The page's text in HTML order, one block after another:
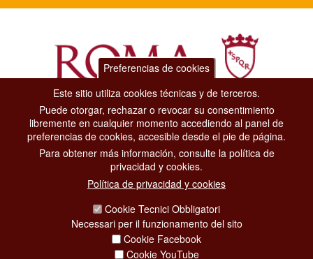
Dipartimento Grandi Eventi, Sport, Turismo e Moda.
Via di San Basilio, 51
00187 Roma
CONTACT CENTER TEL. 06 06 08
CONTATTA LA REDAZIONE
Preferencias de cookies
Este sitio utiliza cookies técnicas y de terceros.
Puede otorgar, rechazar o revocar su consentimiento
libremente en cualquier momento accediendo al panel de
preferencias de cookies, accesible desde el pie de página.
Para obtener más información, consulte la política de
privacidad y cookies.
Política de privacidad y cookies
Cookie Tecnici Obbligatori
Necessari per il funzionamento del sito
Cookie Facebook
Cookie YouTube